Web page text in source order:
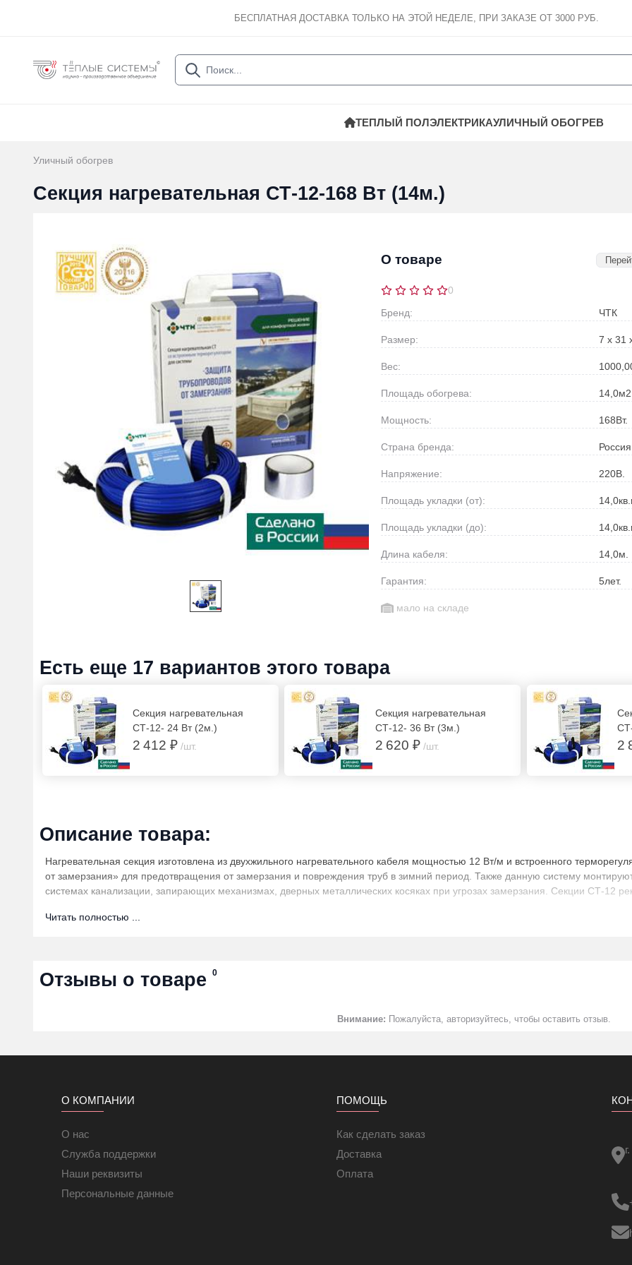
БЕСПЛАТНАЯ ДОСТАВКА ТОЛЬКО НА ЭТОЙ НЕДЕЛЕ, ПРИ ЗАКАЗЕ ОТ 3000 РУБ.
ТЕПЛЫЙ ПОЛЭЛЕКТРИКАУЛИЧНЫЙ ОБОГРЕВ
Уличный обогрев
Секция нагревательная СТ-12-168 Вт (14м.)
О товаре
0
Бренд:
ЧТК
Размер: 7 х 31
Вес:
Площадь обогрева: 14,0м2.
Мощность: 168Вт.
Страна бренда: Россия
Напряжение: 220В.
Площадь укладки (от): 14,0
Площадь укладки (до): 14,0
Длина кабеля: 14,0м.
Гарантия: 5лет.
мало на складе
Есть еще 17 вариантов этого товара
Секция нагревательная
СТ-12- 24 Вт (2м.)
2 412 ₽ /шт.
Секция нагревательная
СТ-12- 36 Вт (3м.)
2 620 ₽ /шт. 2
Описание товара:
Нагревательная секция изготовлена из двухжильного нагревательного кабеля мощностью 12 Вт/м и встроенного
от замерзания» для предотвращения от замерзания и повреждения труб в зимний период. Также данную систему
системах канализации, запирающих механизмах, дверных металлических косяках при угрозах замерзания. Секции СТ-12
Читать полностью ...
Отзывы о товаре 0
Внимание: Пожалуйста, авторизуйтесь, чтобы оставить отзыв.
О КОМПАНИИ
О нас
Служба поддержки
Наши реквизиты
Персональные данные
ПОМОЩЬ
Как сделать заказ
Доставка
Оплата